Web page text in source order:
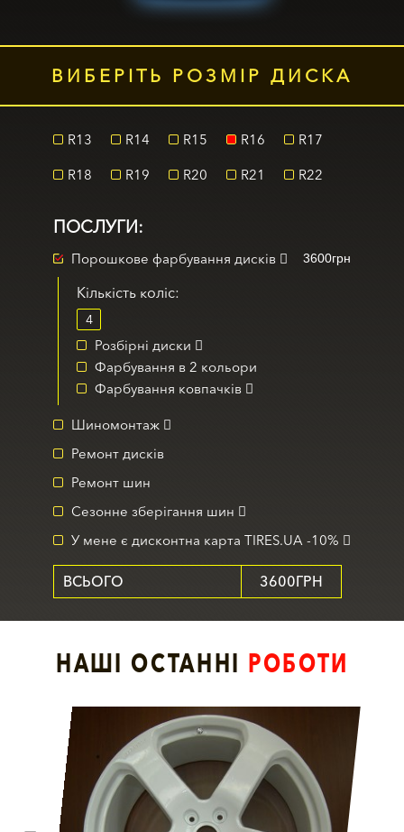
ВИБЕРІТЬ РОЗМІР ДИСКА
R13 R14 R15 R16 R17
R18 R19 R20 R21 R22
ПОСЛУГИ:
Порошкове фарбування дисків 3600грн
Кількість коліс:
Розбірні диски
Фарбування в 2 кольори
Фарбування ковпачків
Шиномонтаж
Ремонт дисків
Ремонт шин
Сезонне зберігання шин
У мене є дисконтна карта TIRES.UA -10%
ВСЬОГО 3600ГРН
НАШІ ОСТАННІ РОБОТИ